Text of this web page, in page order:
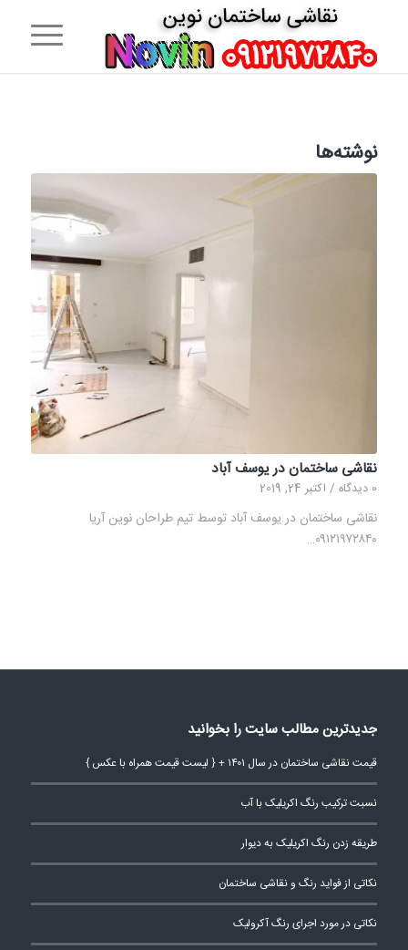
نوشته‌ها
نقاشی ساختمان در یوسف آباد
0 دیدگاه / اکتبر 24, 2019
نقاشی ساختمان در یوسف آباد توسط تیم طراحان نوین آریا
۰۹۱۲۱۹۷۲۸۴۰…
جدیدترین مطالب سایت را بخوانید
قیمت نقاشی ساختمان در سال ۱۴۰۱ + { لیست قیمت همراه با عکس }
نسبت ترکیب رنگ اکریلیک با آب
طریقه زدن رنگ اکریلیک به دیوار
نکاتی از فواید رنگ و نقاشی ساختمان
نکاتی در مورد اجرای رنگ آکرولیک